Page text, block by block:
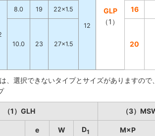
GLP
（1）
12
8.0 19 22×1.5 16
10.0 23 27×1.5 20
は、選択できないタイプとサイズがありますの
（1）GLH （3）
e W D1 M×P